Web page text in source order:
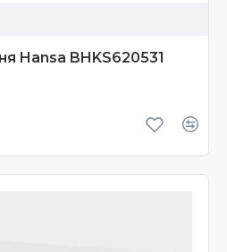
Hansa BHKS620531